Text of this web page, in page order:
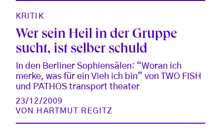
KRITIK
Wer sein Heil in der Gruppe
sucht, ist selber schuld
In den Berliner Sophiensälen: “Woran ich
merke, was für ein Vieh ich bin” von TWO FISH
und PATHOS transport theater
23/12/2009
VON
HARTMUT REGITZ